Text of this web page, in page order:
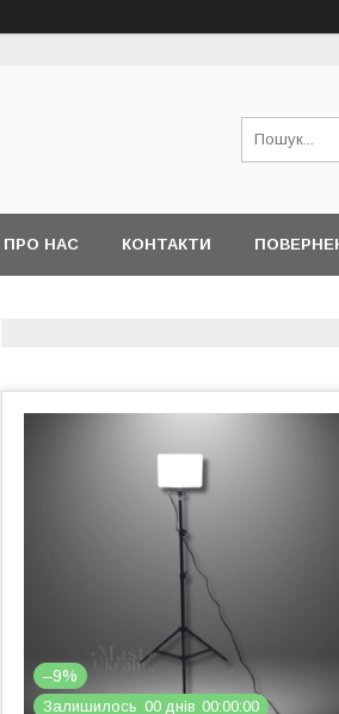
ПРО НАС КОНТАКТИ
–9%
Залишилось 00 днів 00 00 00